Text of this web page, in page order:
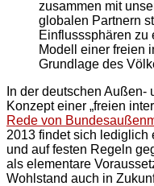
zusammen mit
globalen Partnern
Einflusssphären zu
Modell einer freien
Grundlage des
In der deutschen
Konzept einer „freien
Rede von
2013 findet sich lediglich
und auf festen Regeln
als elementare
Wohlstand auch in